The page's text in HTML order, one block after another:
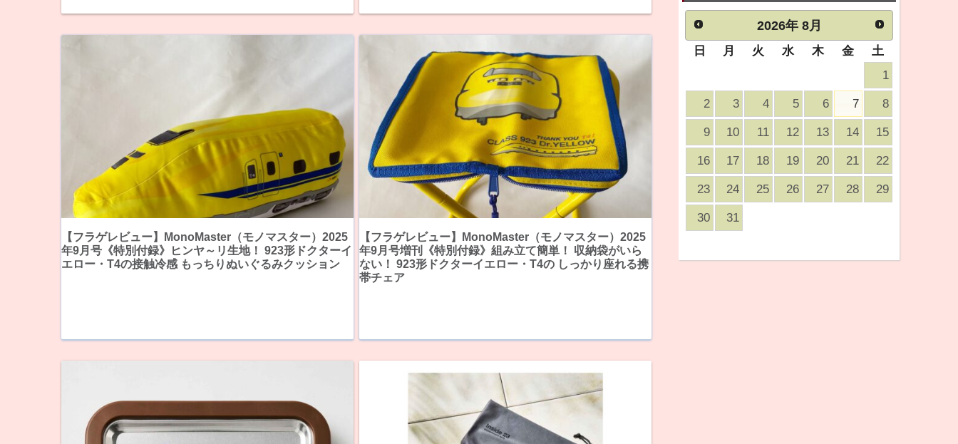
【フラゲレビュー】MonoMaster（モノマスター）2025
年9月号《特別付録》ヒンヤ～リ生地！ 923形ドクターイ
エロー・T4の接触冷感 もっちりぬいぐるみクッション
【フラゲレビュー】MonoMaster（モノマスター）2025
年9月号増刊《特別付録》組み立て簡単！ 収納袋がいら
ない！ 923形ドクターイエロー・T4の しっかり座れる携
帯チェア
2026年 8月
日 月 火 水 木 金
土
1
2 3 4 5 6 7 8
9 10 11 12 13 14 15
16 17 18 19 20 21 22
23 24 25 26 27 28 29
30 31